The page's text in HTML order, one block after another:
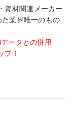
資材関連メーカー
業界唯一のもの
ータとの併用
プ！